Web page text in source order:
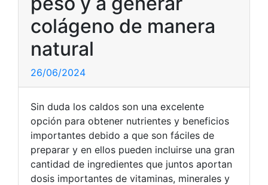
colágeno de manera
natural
26/06/2024
Sin duda los caldos son una excelente
opción para obtener nutrientes y beneficios
importantes debido a que son fáciles de
preparar y en ellos pueden incluirse una gran
cantidad de ingredientes que juntos aportan
dosis importantes de vitaminas, minerales y